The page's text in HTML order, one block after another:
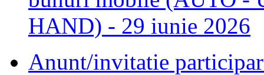
HAND) - 29 iunie 2026
Anunt/invitatie